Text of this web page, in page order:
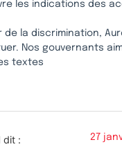
les indications des
de la discrimination,
Nos gouvernants
textes
dit : 27